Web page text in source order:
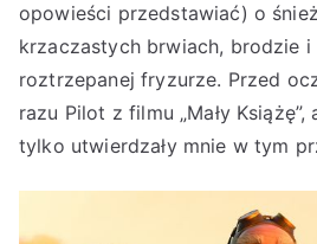
opowieści przedstawiać) o
krzaczastych brwiach, brodzie i
roztrzepanej fryzurze. Przed
razu Pilot z filmu „Mały
tylko utwierdzały mnie w tym